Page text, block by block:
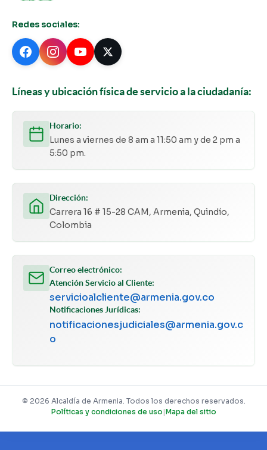
Redes sociales:
Líneas y ubicación física de servicio a la ciudadanía:
Horario:
Lunes a viernes de 8 am a 11:50 am y de 2 pm a
5:50 pm.
Dirección:
Carrera 16 # 15-28 CAM, Armenia, Quindío,
Colombia
Correo electrónico:
Atención Servicio al Cliente:
servicioalcliente@armenia.gov.co
Notificaciones Jurídicas:
notificacionesjudiciales@armenia.gov.c
o
© 2026 Alcaldía de Armenia. Todos los derechos reservados.
Políticas y condiciones de uso |Mapa del sitio